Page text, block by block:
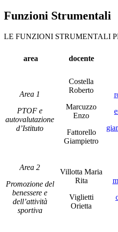
Funzioni Strumentali
LE FUNZIONI STRUMENTALI
area docente
Area 1
PTOF e
autovalutazione
d’Istituto
Costella
Roberto
Marcuzzo
Enzo
Fattorello
Giampietro
Area 2
Promozione del
benessere e
dell’attività
sportiva
Villotta Maria
Rita
Viglietti
Orietta